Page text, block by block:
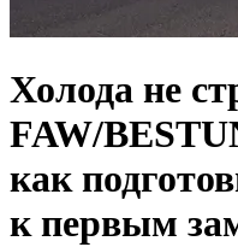
Холода не
FAW/
как
к первым